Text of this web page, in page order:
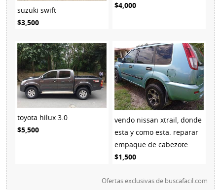
suzuki swift
$3,500
$4,000
toyota hilux 3.0
$5,500
vendo nissan xtrail, donde
esta y como esta. reparar
empaque de cabezote
$1,500
Ofertas exclusivas de buscafacil.com